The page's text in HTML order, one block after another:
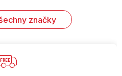
značky